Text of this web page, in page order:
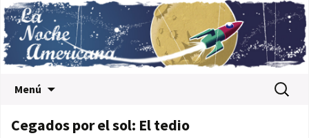
Menú Buscar:
Cegados por el sol: El tedio